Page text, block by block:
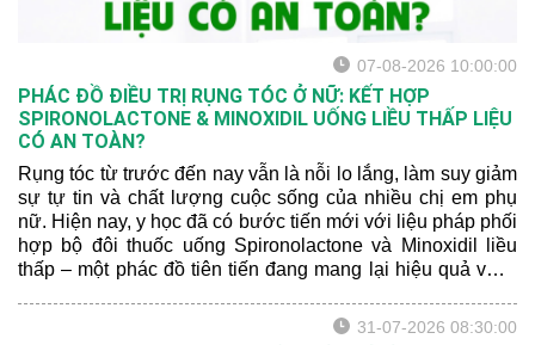
07-08-2026 10:00:00
PHÁC ĐỒ ĐIỀU TRỊ RỤNG TÓC Ở NỮ: KẾT HỢP
SPIRONOLACTONE & MINOXIDIL UỐNG LIỀU THẤP LIỆU
CÓ AN TOÀN?
Rụng tóc từ trước đến nay vẫn là nỗi lo lắng, làm suy giảm
sự tự tin và chất lượng cuộc sống của nhiều chị em phụ
nữ. Hiện nay, y học đã có bước tiến mới với liệu pháp phối
hợp bộ đôi thuốc uống Spironolactone và Minoxidil liều
thấp – một phác đồ tiên tiến đang mang lại hiệu quả vượt
31-07-2026 08:30:00